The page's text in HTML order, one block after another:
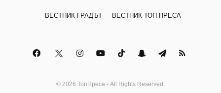
ВЕСТНИК ГРАДЪТ ВЕСТНИК ТОП ПРЕСА
© 2026 ТопПреса - All Rights Reserved.